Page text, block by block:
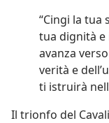
“Cingi la tua
tua dignità e
avanza
verità e
ti istruirà
Il trionfo del